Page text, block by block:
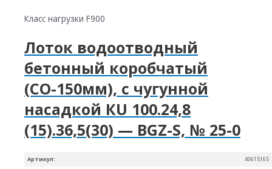
Артикул: 40615165
Класс нагрузки F900
Лоток водоотводный
бетонный коробчатый
(СО-150мм), с чугунной
насадкой КU 100.24,8
(15).36,5(30) — BGZ-S, № 25-0